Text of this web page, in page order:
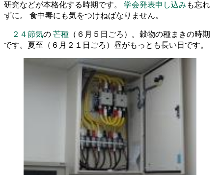
研究などが本格化する時期です。 学会発表申し込みも忘れ
ずに。 食中毒にも気をつけねばなりません。
２４節気の芒種 （６月５日ごろ）。穀物の種まきの時期
です。夏至（６月２１日ごろ）昼がもっとも長い日です。